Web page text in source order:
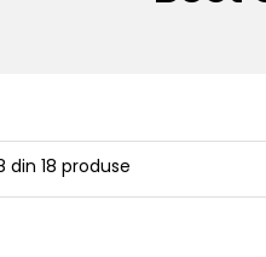
din 18 produse